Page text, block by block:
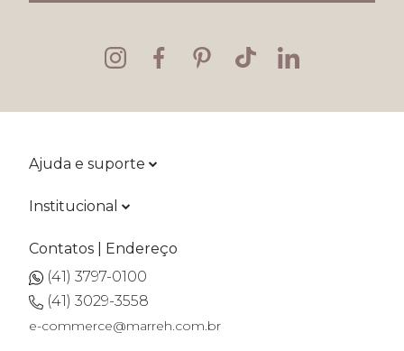
Ajuda e suporte
Institucional
Contatos | Endereço
(41) 3797-0100
(41) 3029-3558
e-commerce@marreh.com.br